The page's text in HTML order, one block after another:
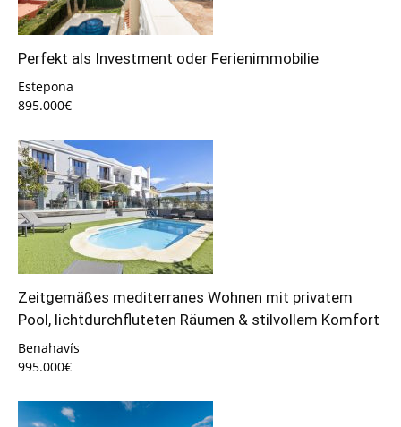
Perfekt als Investment oder Ferienimmobilie
Estepona
895.000€
Zeitgemäßes mediterranes Wohnen mit privatem
Pool, lichtdurchfluteten Räumen & stilvollem Komfort
Benahavís
995.000€